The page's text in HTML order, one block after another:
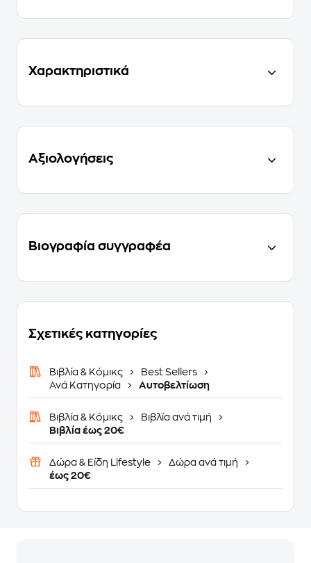
Χαρακτηριστικά
Αξιολογήσεις
Βιογραφία συγγραφέα
Σχετικές κατηγορίες
Βιβλία & Κόμικς
Best Sellers
Ανά Κατηγορία
Αυτοβελτίωση
Βιβλία & Κόμικς
Βιβλία ανά τιμή
Βιβλία έως 20€
Δώρα & Είδη Lifestyle
Δώρα ανά τιμή
έως 20€